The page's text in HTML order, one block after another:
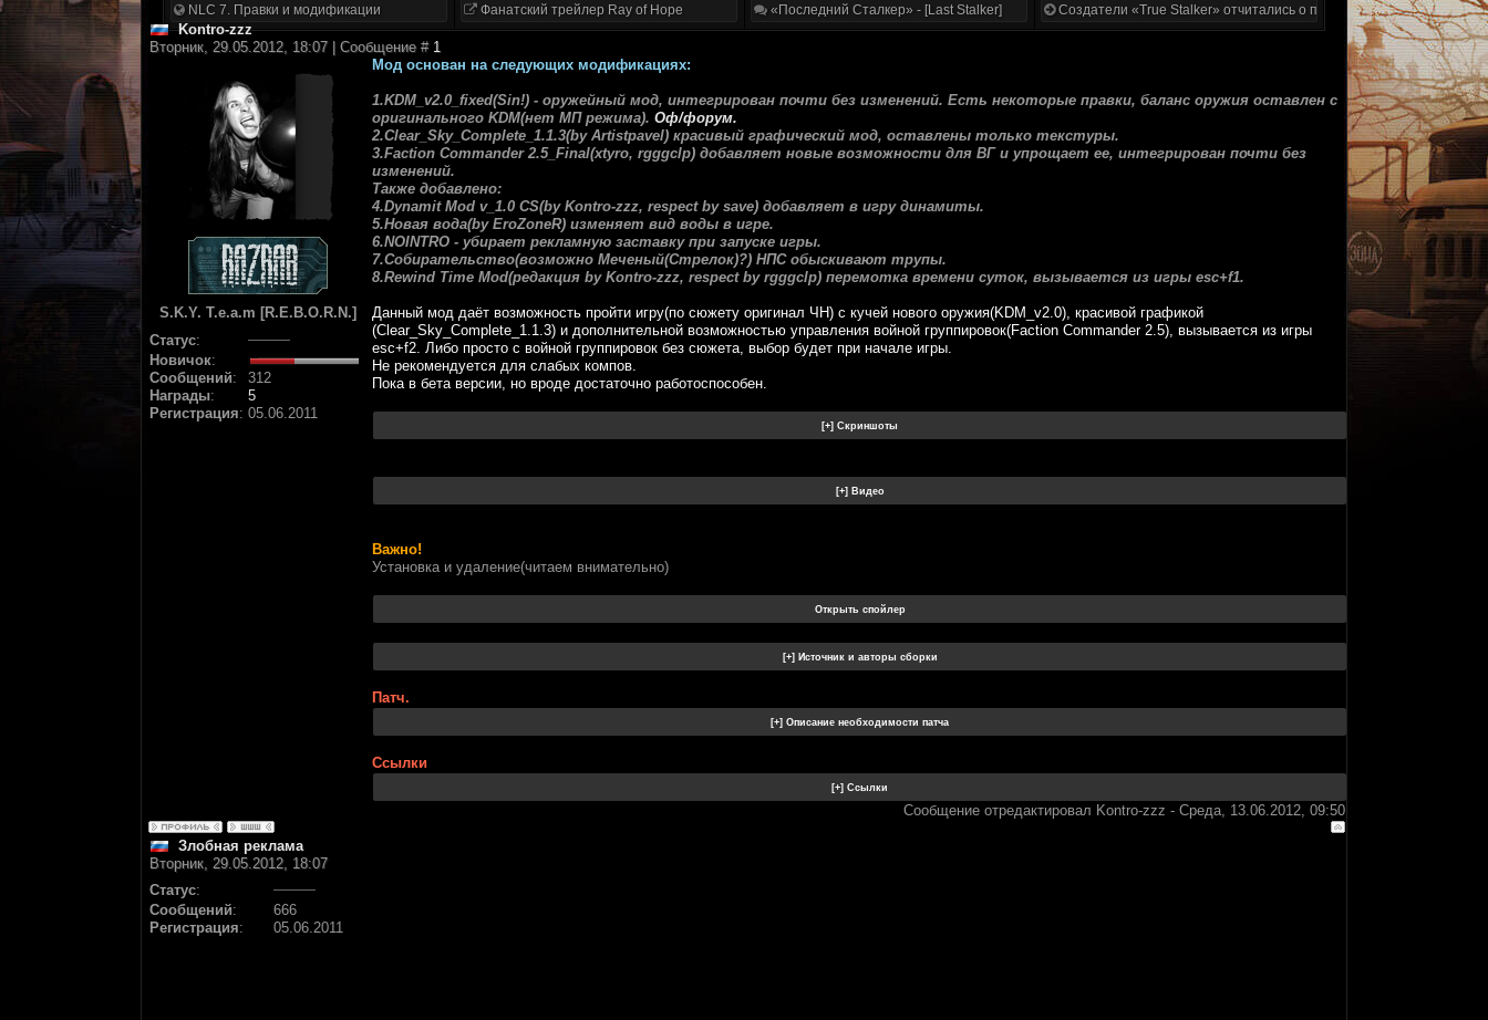
NLC 7. Правки и модификации
Фанатский трейлер Ray of Hope
«Последний Сталкер» - [Last Stalker]
Создатели «True Stalker» отчитались о проделанной работе
Kontro-zzz
Вторник, 29.05.2012, 18:07 | Сообщение # 1
S.K.Y. T.e.a.m [R.E.B.O.R.N.]
Статус:
Новичок:
Сообщений:
312
Награды:
5
Регистрация: 05.06.2011
Мод основан на следующих модификациях:
1.KDM_v2.0_fixed(Sin!) - оружейный мод, интегрирован почти без изменений. Есть некоторые правки, баланс оружия оставлен с
оригинального KDM(нет МП режима). Оф/форум.
2.Clear_Sky_Complete_1.1.3(by Artistpavel) красивый графический мод, оставлены только текстуры.
3.Faction Commander 2.5_Final(xtyro, rgggclp) добавляет новые возможности для ВГ и упрощает ее, интегрирован почти без
изменений.
Также добавлено:
4.Dynamit Mod v_1.0 CS(by Kontro-zzz, respect by save) добавляет в игру динамиты.
5.Новая вода(by EroZoneR) изменяет вид воды в игре.
6.NOINTRO - убирает рекламную заставку при запуске игры.
7.Собирательство(возможно Меченый(Стрелок)?) НПС обыскивают трупы.
8.Rewind Time Mod(редакция by Kontro-zzz, respect by rgggclp) перемотка времени суток, вызывается из игры esc+f1.
Данный мод даёт возможность пройти игру(по сюжету оригинал ЧН) с кучей нового оружия(KDM_v2.0), красивой графикой
(Clear_Sky_Complete_1.1.3) и дополнительной возможностью управления войной группировок(Faction Commander 2.5), вызывается из игры
esc+f2. Либо просто с войной группировок без сюжета, выбор будет при начале игры.
Не рекомендуется для слабых компов.
Пока в бета версии, но вроде достаточно работоспособен.
Важно!
Установка и удаление(читаем внимательно)
Патч.
Ссылки
Сообщение отредактировал Kontro-zzz - Среда, 13.06.2012, 09:50
Злобная реклама
Вторник, 29.05.2012, 18:07
Статус:
Сообщений:
666
Регистрация: 05.06.2011